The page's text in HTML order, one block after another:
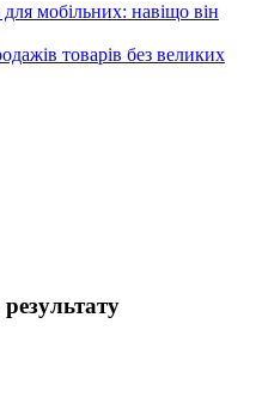
мобільних: навіщо він
товарів без великих